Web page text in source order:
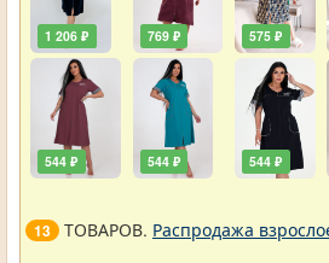
1 206 ₽
544 ₽
769 ₽
544 ₽
575 ₽
544 ₽
13 ТОВАРОВ. Распродажа